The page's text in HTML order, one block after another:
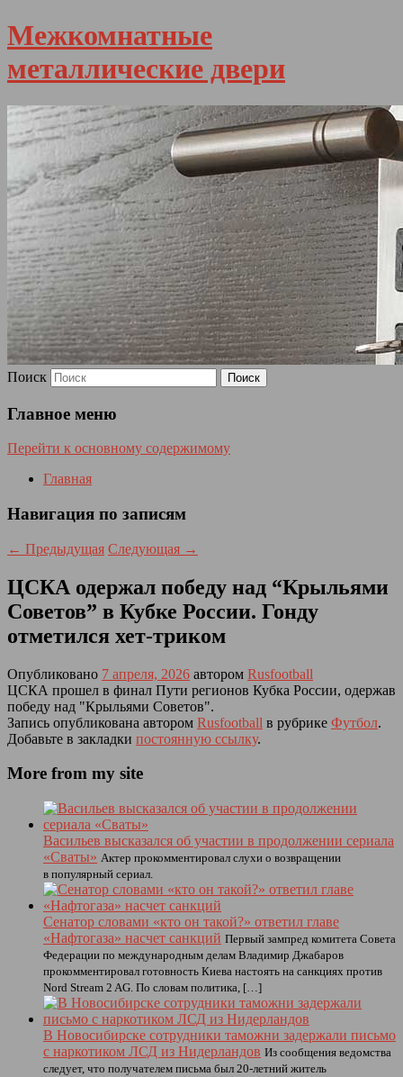
Межкомнатные
металлические двери
Поиск
Главное меню
Перейти к основному содержимому
Главная
Навигация по записям
← Предыдущая Следующая →
ЦСКА одержал победу над “Крыльями
Советов” в Кубке России. Гонду
отметился хет-триком
Опубликовано 7 апреля, 2026 автором Rusfootball
ЦСКА прошел в финал Пути регионов Кубка России, одержав
победу над "Крыльями Советов".
Запись опубликована автором Rusfootball в рубрике Футбол.
Добавьте в закладки постоянную ссылку.
More from my site
Васильев высказался об участии в продолжении сериала
«Сваты» Актер прокомментировал слухи о возвращении
в популярный сериал.
Сенатор словами «кто он такой?» ответил главе
«Нафтогаза» насчет санкций Первый зампред комитета Совета
Федерации по международным делам Владимир Джабаров
прокомментировал готовность Киева настоять на санкциях против
Nord Stream 2 AG. По словам политика, […]
В Новосибирске сотрудники таможни задержали письмо
с наркотиком ЛСД из Нидерландов Из сообщения ведомства
следует, что получателем письма был 20-летний житель